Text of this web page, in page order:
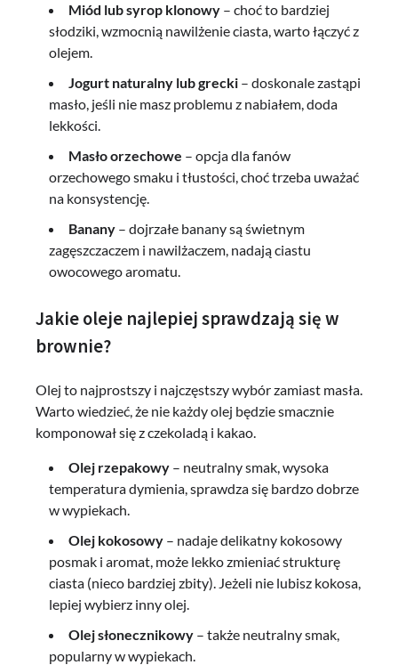
Miód lub syrop klonowy – choć to bardziej
słodziki, wzmocnią nawilżenie ciasta, warto łączyć z
olejem.
Jogurt naturalny lub grecki – doskonale zastąpi
masło, jeśli nie masz problemu z nabiałem, doda
lekkości.
Masło orzechowe – opcja dla fanów
orzechowego smaku i tłustości, choć trzeba uważać
na konsystencję.
Banany – dojrzałe banany są świetnym
zagęszczaczem i nawilżaczem, nadają ciastu
owocowego aromatu.
Jakie oleje najlepiej sprawdzają się w
brownie?
Olej to najprostszy i najczęstszy wybór zamiast masła.
Warto wiedzieć, że nie każdy olej będzie smacznie
komponował się z czekoladą i kakao.
Olej rzepakowy – neutralny smak, wysoka
temperatura dymienia, sprawdza się bardzo dobrze
w wypiekach.
Olej kokosowy – nadaje delikatny kokosowy
posmak i aromat, może lekko zmieniać strukturę
ciasta (nieco bardziej zbity). Jeżeli nie lubisz kokosa,
lepiej wybierz inny olej.
Olej słonecznikowy – także neutralny smak,
popularny w wypiekach.